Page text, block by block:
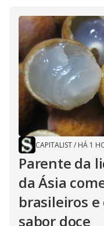
CAPITALIST/ HÁ 1
Parente da
da Ásia
brasileiros
sabor doce